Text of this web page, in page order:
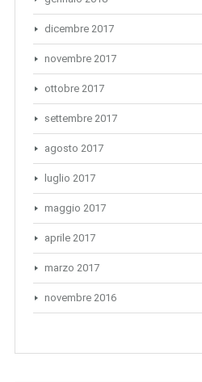
dicembre 2017
novembre 2017
ottobre 2017
settembre 2017
agosto 2017
luglio 2017
maggio 2017
aprile 2017
marzo 2017
novembre 2016